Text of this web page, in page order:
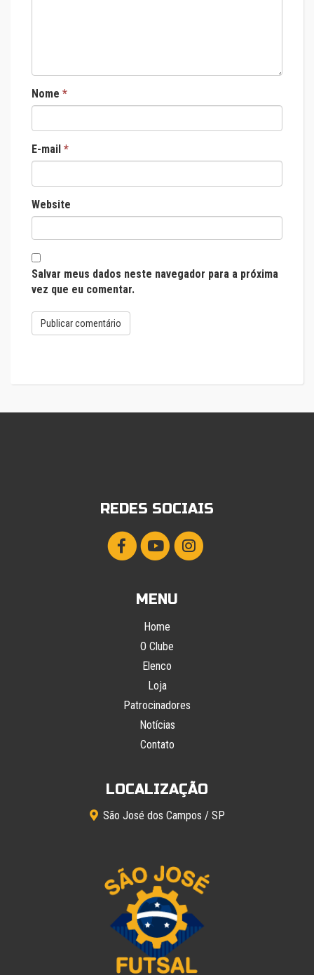
Nome *
E-mail *
Website
Salvar meus dados neste navegador para a próxima
vez que eu comentar.
REDES SOCIAIS
MENU
Home
O Clube
Elenco
Loja
Patrocinadores
Notícias
Contato
LOCALIZAÇÃO
São José dos Campos / SP